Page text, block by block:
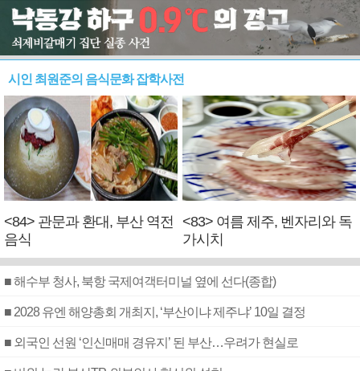
시인 최원준의 음식문화 잡학사전
<84> 관문과 환대, 부산 역전
음식
<83> 여름 제주, 벤자리와 독
가시치
■ 해수부 청사, 북항 국제여객터미널 옆에 선다(종합)
■ 2028 유엔 해양총회 개최지, ‘부산이냐 제주냐’ 10일 결정
■ 외국인 선원 ‘인신매매 경유지’ 된 부산…우려가 현실로